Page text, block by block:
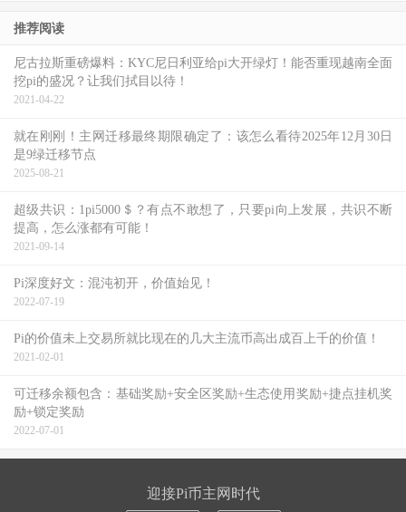
推荐阅读
尼古拉斯重磅爆料：KYC尼日利亚给pi大开绿灯！能否重现越南全面
挖pi的盛况？让我们拭目以待！
2021-04-22
就在刚刚！主网迁移最终期限确定了：该怎么看待2025年12月30日
是9绿迁移节点
2025-08-21
超级共识：1pi5000＄？有点不敢想了，只要pi向上发展，共识不断
提高，怎么涨都有可能！
2021-09-14
Pi深度好文：混沌初开，价值始见！
2022-07-19
Pi的价值未上交易所就比现在的几大主流币高出成百上千的价值！
2021-02-01
可迁移余额包含：基础奖励+安全区奖励+生态使用奖励+捷点挂机奖
励+锁定奖励
2022-07-01
迎接Pi币主网时代